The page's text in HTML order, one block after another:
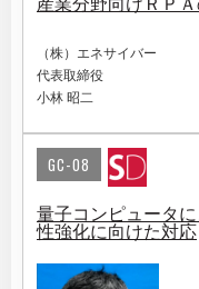
産業分野向けＲＰ
（株）エネサイバー
代表取締役
小林 昭二
GC-08
量子コンピュータ
性強化に向けた対応